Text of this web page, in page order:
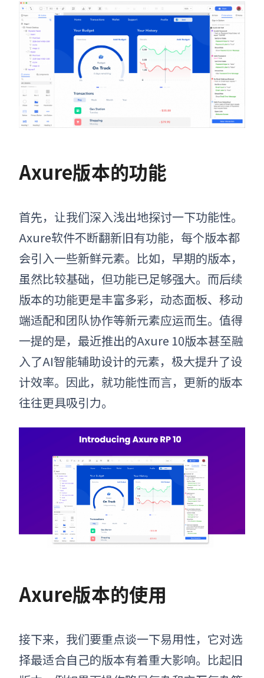
Axure版本的功能
首先，让我们深入浅出地探讨一下功能性。
Axure软件不断翻新旧有功能，每个版本都
会引入一些新鲜元素。比如，早期的版本，
虽然比较基础，但功能已足够强大。而后续
版本的功能更是丰富多彩，动态面板、移动
端适配和团队协作等新元素应运而生。值得
一提的是，最近推出的Axure 10版本甚至融
入了AI智能辅助设计的元素，极大提升了设
计效率。因此，就功能性而言，更新的版本
往往更具吸引力。
Axure版本的使用
接下来，我们要重点谈一下易用性，它对选
择最适合自己的版本有着重大影响。比起旧